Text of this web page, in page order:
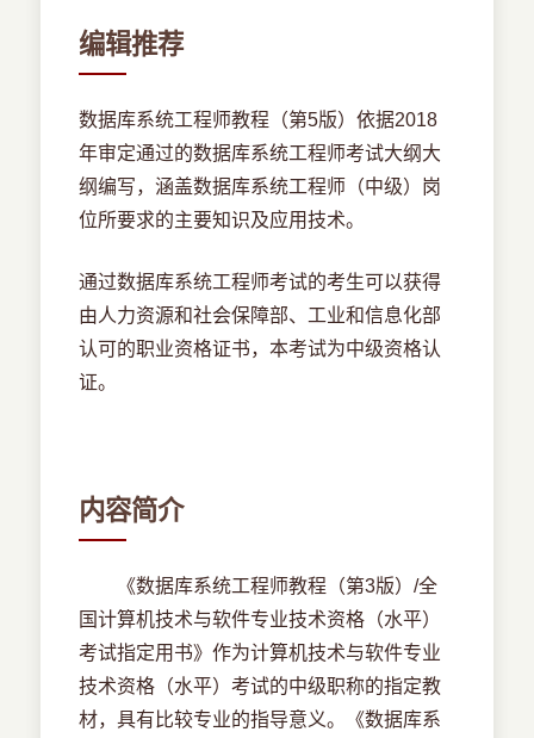
编辑推荐
数据库系统工程师教程（第5版）依据2018
年审定通过的数据库系统工程师考试大纲大
纲编写，涵盖数据库系统工程师（中级）岗
位所要求的主要知识及应用技术。
通过数据库系统工程师考试的考生可以获得
由人力资源和社会保障部、工业和信息化部
认可的职业资格证书，本考试为中级资格认
证。
内容简介
《数据库系统工程师教程（第3版）/全
国计算机技术与软件专业技术资格（水平）
考试指定用书》作为计算机技术与软件专业
技术资格（水平）考试的中级职称的指定教
材，具有比较专业的指导意义。《数据库系